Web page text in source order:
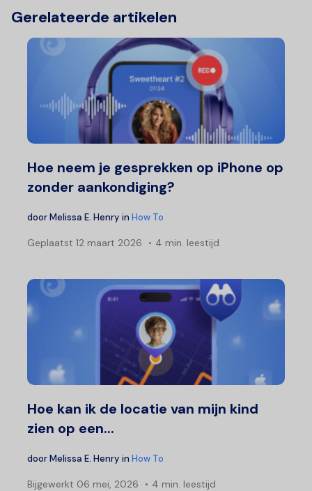
Gerelateerde artikelen
Hoe neem je gesprekken op iPhone op
zonder aankondiging?
doorMelissa E. Henry in How To
Geplaatst 12 maart 2026 4 min. leestijd
Hoe kan ik de locatie van mijn kind
zien op een...
doorMelissa E. Henry in How To
Bijgewerkt 06 mei, 2026 4 min. leestijd